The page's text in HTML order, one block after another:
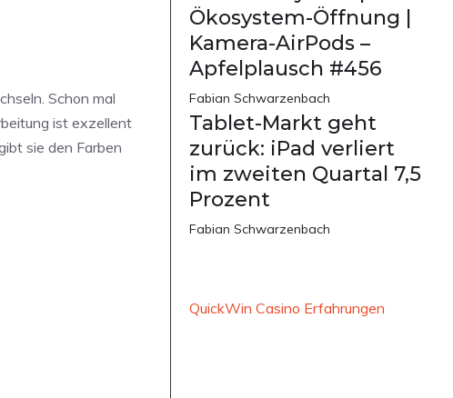
Schon mal
ist exzellent
sie den Farben
Ökosystem-Öffnung |
Kamera-AirPods –
Apfelplausch #456
Fabian Schwarzenbach
Tablet-Markt geht
zurück: iPad verliert
im zweiten Quartal 7,5
Prozent
Fabian Schwarzenbach
QuickWin Casino Erfahrungen